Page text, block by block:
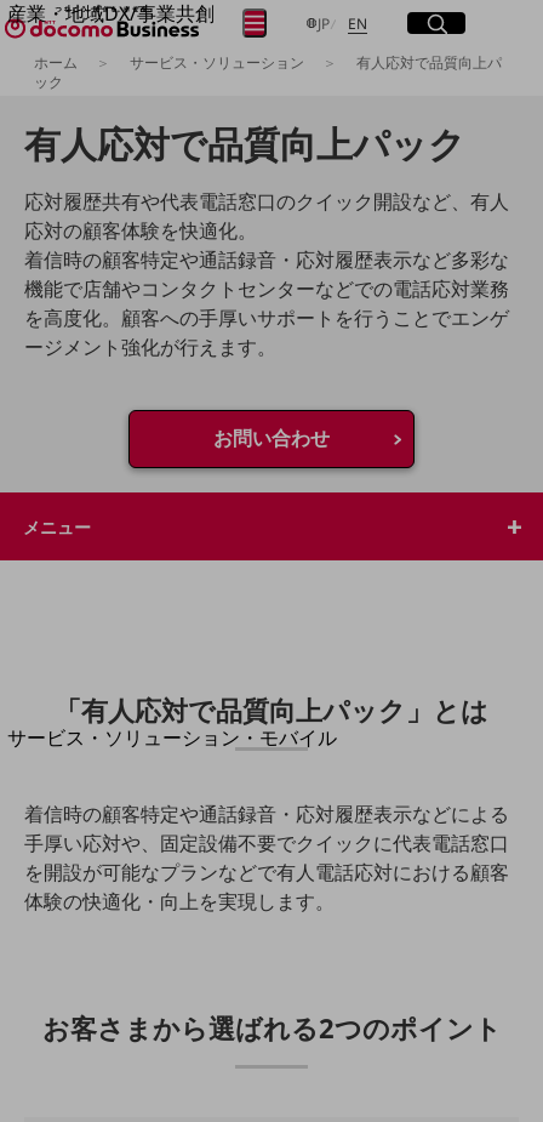
産業・地域DX/事業共創
OPEN HUB for Plural Futures
自律・分散・協調型社会の実現を目指し、
OPEN HUB for Plural Futuresとは
イベント/ウェビナー
プレイヤー(カタリスト/パートナー企業)
事例
Smart World
産業・地域DXプラットフォーマーとして
企業と地域が持続成長する社会を目指します
Smart City
Smart Education
生成AI(Generative AI)
地域の取り組み
地域社会を支える皆さまと地域課題の解決や
サービス・ソリューション・モバイル
DXに関する課題を解決する
サービス・ソリューションをご紹介
カテゴリーで探す
カテゴリーで探すTOP
電話・映像コミュニケーション
JP日本語
EN Englishサイト内検索
開く
メニュー
開く
フリーワードでNTTドコモビジネスの
取り組みを検索
ホーム サービス・ソリューション
有人応対で品質向上パ
ック
有人応対で品質向上パック
応対履歴共有や代表電話窓口のクイック開設など、有人
応対の顧客体験を快適化。
着信時の顧客特定や通話録音・応対履歴表示など多彩な
機能で店舗やコンタクトセンターなどでの電話応対業務
を高度化。顧客への手厚いサポートを行うことでエンゲ
ージメント強化が行えます。
お問い合わせ
メニュー
「有人応対で品質向上パック」とは
着信時の顧客特定や通話録音・応対履歴表示などによる
手厚い応対や、固定設備不要でクイックに代表電話窓口
を開設が可能なプランなどで有人電話応対における顧客
体験の快適化・向上を実現します。
お客さまから選ばれる2つのポイント